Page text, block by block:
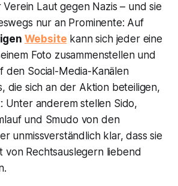
Verein Laut gegen Nazis– und sie
nur an Prominente: Auf
Website kann sich jeder eine
Foto zusammenstellen und
den Social-Media-Kanälen
die sich an der Aktion beteiligen,
Unter anderem stellen Sido,
und Smudo von den
unmissverständlich klar, dass sie
Rechtsauslegern liebend